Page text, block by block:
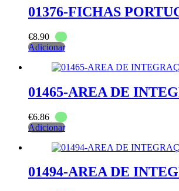
01376-FICHAS
€8.90
Adicionar
01465-AREA DE
€6.86
Adicionar
01494-AREA DE